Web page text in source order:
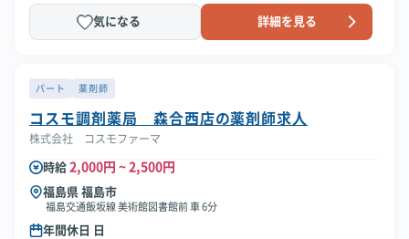
気になる 詳細を見る
パート 薬剤師
コスモ調剤薬局 森合西店の薬剤師求人
株式会社 コスモファーマ
時給 2,000円 ~ 2,500円
福島県 福島市
福島交通飯坂線 美術館図書館前 車 6分
年間休日 日